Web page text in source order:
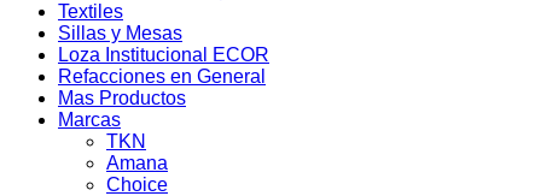
Textiles
Sillas y Mesas
Loza Institucional ECOR
Refacciones en General
Mas Productos
Marcas
TKN
Amana
Choice